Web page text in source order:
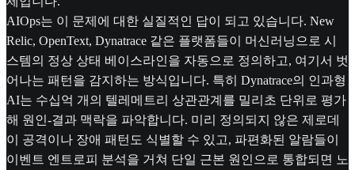
AIOps는 이 문제에 대한 실질적인 답이 되고 있습니다. New
Relic, OpenText, Dynatrace 같은 플랫폼들이 머신러닝으로 시
스템의 정상 상태 베이스라인을 자동으로 정의하고, 여기서 벗
어나는 패턴을 감지하는 방식입니다. 특히 Dynatrace의 인과형
AI는 수십억 개의 텔레메트리 상관관계를 밀리초 단위로 평가
해 원인-결과 맥락을 파악합니다. 미리 정의되지 않은 제로데
이 공격이나 장애 패턴도 식별할 수 있고, 파편화된 알람들이
이벤트 엔트로피 분석을 거쳐 단일 근본 원인으로 통합되면 노